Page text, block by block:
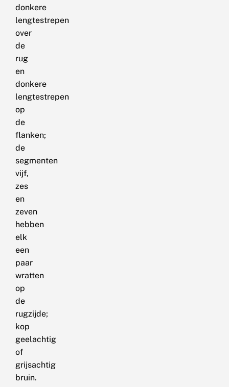
donkere
lengtestrepen
over
de
rug
en
donkere
lengtestrepen
op
de
flanken;
de
segmenten
vijf,
zes
en
zeven
hebben
elk
een
paar
wratten
op
de
rugzijde;
kop
geelachtig
of
grijsachtig
bruin.